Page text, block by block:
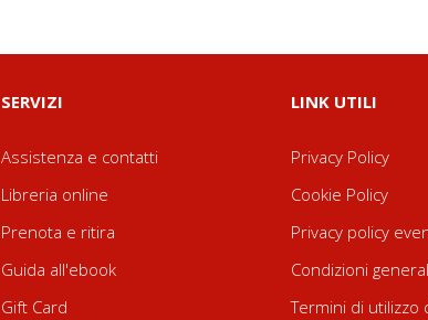
SERVIZI
Assistenza e contatti
Libreria online
Prenota e ritira
Guida all'ebook
Gift Card
LINK UTILI
Privacy Policy
Cookie Policy
Privacy policy
Condizioni
Termini di utilizzo